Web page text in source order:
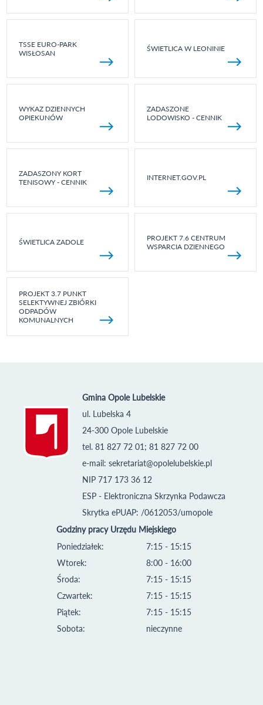
TSSE EURO-PARK
WISŁOSAN
ŚWIETLICA W LEONINIE
WYKAZ DZIENNYCH
OPIEKUNÓW
ZADASZONE
LODOWISKO - CENNIK
ZADASZONY KORT
TENISOWY - CENNIK
INTERNET.GOV.PL
ŚWIETLICA ZADOLE
PROJEKT 7.6 CENTRUM
WSPARCIA DZIENNEGO
PROJEKT 3.7 PUNKT
SELEKTYWNEJ ZBIÓRKI
ODPADÓW
KOMUNALNYCH
Gmina Opole Lubelskie
ul. Lubelska 4
24-300 Opole Lubelskie
tel. 81 827 72 01; 81 827 72 00
e-mail: sekretariat@opolelubelskie.pl
NIP 717 173 36 12
ESP - Elektroniczna Skrzynka Podawcza
Skrytka ePUAP: /0612053/umopole
Godziny pracy Urzędu Miejskiego
Poniedziałek:
Wtorek:
Środa:
Czwartek:
Piątek:
Sobota:
7:15 - 15:15
8:00 - 16:00
7:15 - 15:15
7:15 - 15:15
7:15 - 15:15
nieczynne